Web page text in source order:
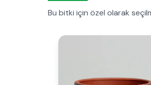
Bu bitki için özel olarak